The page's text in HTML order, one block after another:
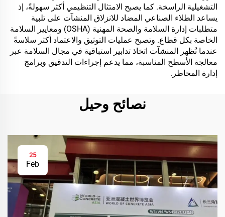
التشغيلية الراسخة. كما يصبح الامتثال التنظيمي أكثر سهولةً، إذ
يساعد الطلاء الصناعي المضاد للانزلاق المنشآت على تلبية
متطلبات إدارة السلامة والصحة المهنية (OSHA) ومعايير السلامة
الخاصة بكل قطاع. وتصبح عمليات التوثيق والاعتماد أكثر سلاسةً
عندما تُظهر المنشآت اتخاذ تدابير استباقية في مجال السلامة عبر
معالجة الأسطح المناسبة، مما يدعم إجراءات التدقيق وبرامج
إدارة المخاطر.
نصائح وحيل
25
Feb